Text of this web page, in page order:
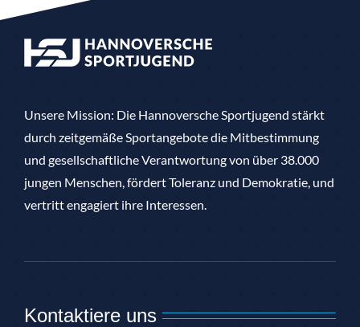
Unsere Mission: Die Hannoversche Sportjugend stärkt
durch zeitgemäße Sportangebote die Mitbestimmung
und gesellschaftliche Verantwortung von über 38.000
jungen Menschen, fördert Toleranz und Demokratie, und
vertritt engagiert ihre Interessen.
Kontaktiere uns